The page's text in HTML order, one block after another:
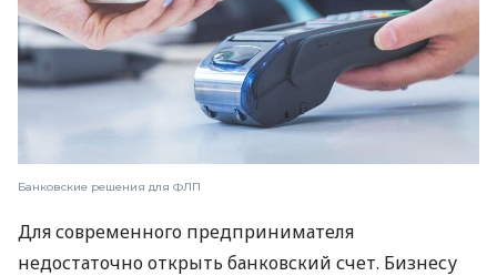
Банковские решения для ФЛП
Для современного предпринимателя
недостаточно открыть банковский счет. Бизнесу